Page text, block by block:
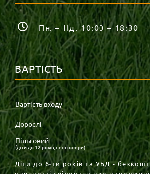
Пн. – Нд. 10:00 – 18:30
ВАРТІСТЬ
Вартість входу
Дорослі
Пільговий
(діти до 12 років, пенсіонери)
Діти до 6-ти років та УБД -